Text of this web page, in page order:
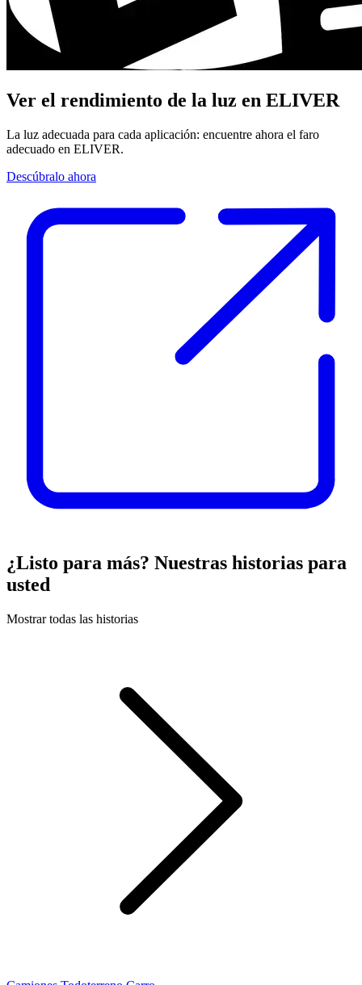
Ver el rendimiento de la luz en ELIVER
La luz adecuada para cada aplicación: encuentre ahora el faro
adecuado en ELIVER.
Descúbralo ahora
¿Listo para más? Nuestras historias para
usted
Mostrar todas las historias